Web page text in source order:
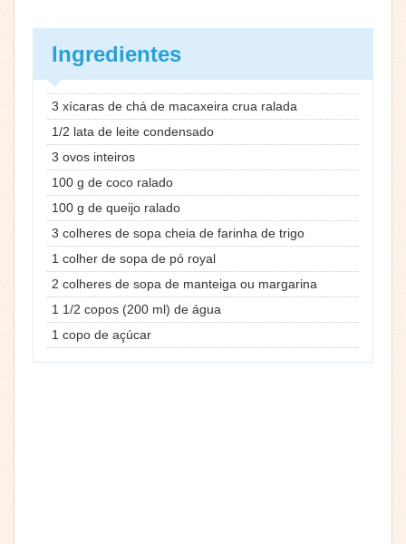
Ingredientes
3 xícaras de chá de macaxeira crua ralada
1/2 lata de leite condensado
3 ovos inteiros
100 g de coco ralado
100 g de queijo ralado
3 colheres de sopa cheia de farinha de trigo
1 colher de sopa de pó royal
2 colheres de sopa de manteiga ou margarina
1 1/2 copos (200 ml) de água
1 copo de açúcar